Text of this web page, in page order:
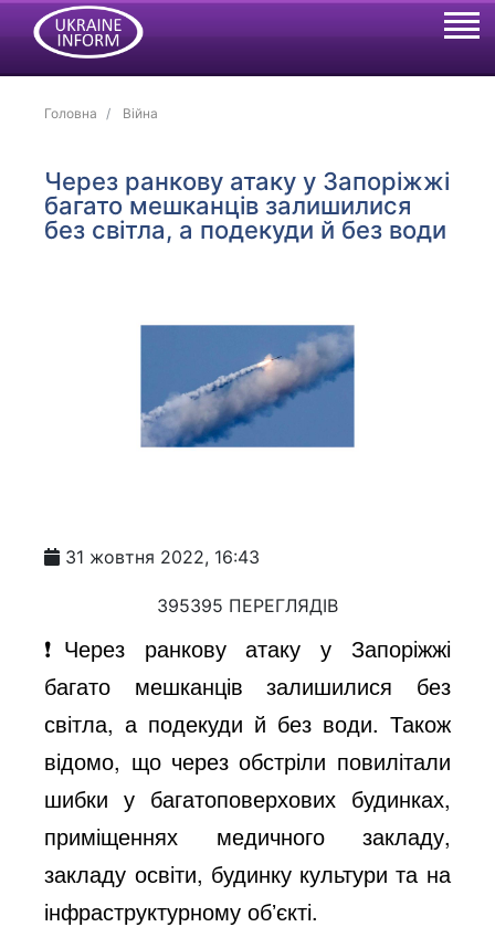
Головна Війна
Через ранкову атаку у Запоріжжі
багато мешканців залишилися
без світла, а подекуди й без води
31 жовтня 2022, 16:43
395395 ПЕРЕГЛЯДІВ
❗️Через ранкову атаку у Запоріжжі
багато мешканців залишилися без
світла, а подекуди й без води. Також
відомо, що через обстріли повилітали
шибки у багатоповерхових будинках,
приміщеннях медичного закладу,
закладу освіти, будинку культури та на
інфраструктурному обʼєкті.